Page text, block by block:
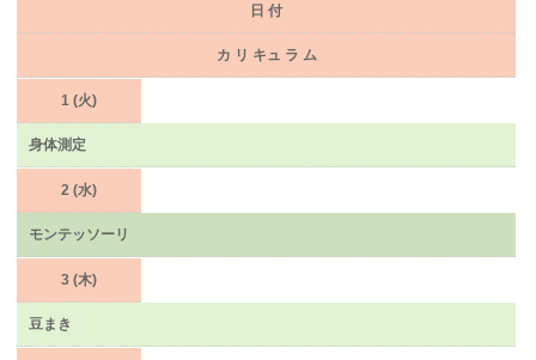
日 付
カ リ キュ ラ ム
1 (火)
身体測定
2 (水)
モンテッソーリ
3 (木)
豆まき